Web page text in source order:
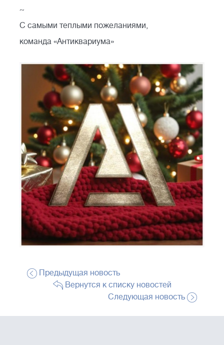
~
С самыми теплыми пожеланиями,
команда «Антиквариума»
Предыдущая новость
Вернутся к списку новостей
Следующая новость